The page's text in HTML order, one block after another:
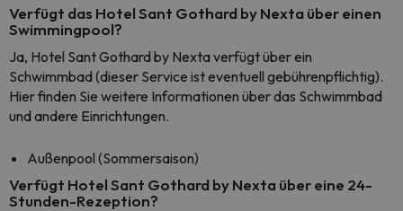
Verfügt das Hotel Sant Gothard by Nexta über einen
Swimmingpool?
Ja, Hotel Sant Gothard by Nexta verfügt über ein
Schwimmbad (dieser Service ist eventuell gebührenpflichtig).
Hier finden Sie weitere Informationen über das Schwimmbad
und andere Einrichtungen.
Außenpool (Sommersaison)
Verfügt Hotel Sant Gothard by Nexta über eine 24-
Stunden-Rezeption?